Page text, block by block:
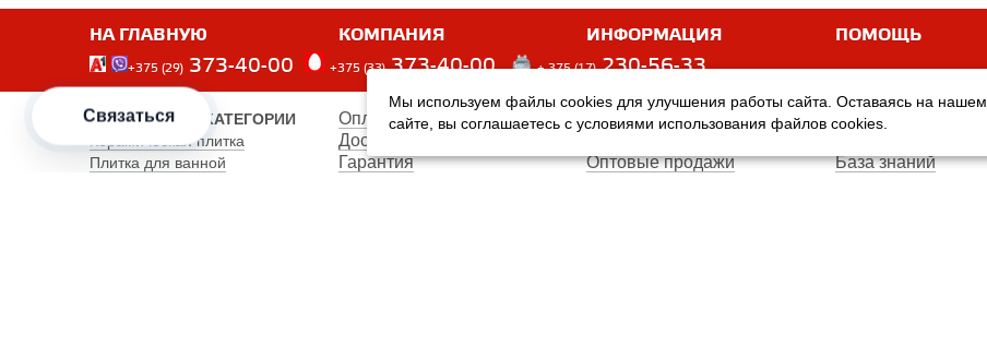
НА ГЛАВНУЮ КОМПАНИЯ ИНФОРМАЦИЯ ПОМОЩЬ
+375 (29) 373-40-00 +375 (33) 373-40-00 + 375 (17) 230-56-33
ПОПУЛЯРНЫЕ КАТЕГОРИИ
Керамическая плитка
Плитка для ванной
Оплата
Доставка
Гарантия
Оплата
Оптовые продажи
Услуги
База знаний
Связаться
Мы используем файлы cookies для улучшения работы сайта. Оставаясь на нашем
сайте, вы соглашаетесь с условиями использования файлов cookies.